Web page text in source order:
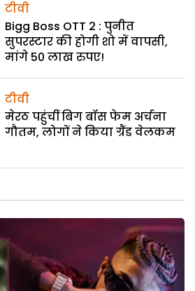
टीवी
Bigg Boss OTT 2 : पुनीत
सुपरस्टार की होगी शो में वापसी,
मांगे 50 लाख रुपए!
टीवी
मेरठ पहुंचीं बिग बॉस फेम अर्चना
गौतम, लोगों ने किया ग्रैंड वेलकम